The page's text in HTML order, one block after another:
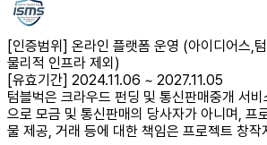
[인증범위] 온라인 플랫폼 운영 (아이디어스,
물리적 인프라 제외)
[유효기간] 2024.11.06 ~ 2027.11.05
텀블벅은 크라우드 펀딩 및 통신판매중개 서
으로 모금 및 통신판매의 당사자가 아니며, 프
물 제공, 거래 등에 대한 책임은 프로젝트 창작